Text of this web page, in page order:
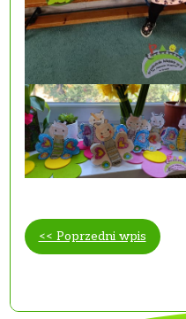
<< Poprzedni wpis